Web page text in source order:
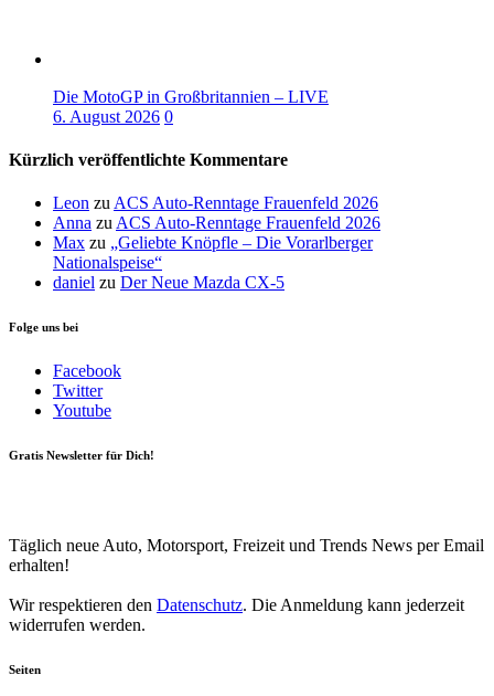
Die MotoGP in Großbritannien – LIVE
6. August 2026 0
Kürzlich veröffentlichte Kommentare
Leon zuACS Auto-Renntage Frauenfeld 2026
Anna zuACS Auto-Renntage Frauenfeld 2026
Max zu „Geliebte Knöpfle – Die Vorarlberger
Nationalspeise“
daniel zu Der Neue Mazda CX-5
Folge uns bei
Facebook
Twitter
Youtube
Gratis Newsletter für Dich!
Täglich neue Auto, Motorsport, Freizeit und Trends News per Email
erhalten!
Wir respektieren den Datenschutz. Die Anmeldung kann jederzeit
widerrufen werden.
Seiten